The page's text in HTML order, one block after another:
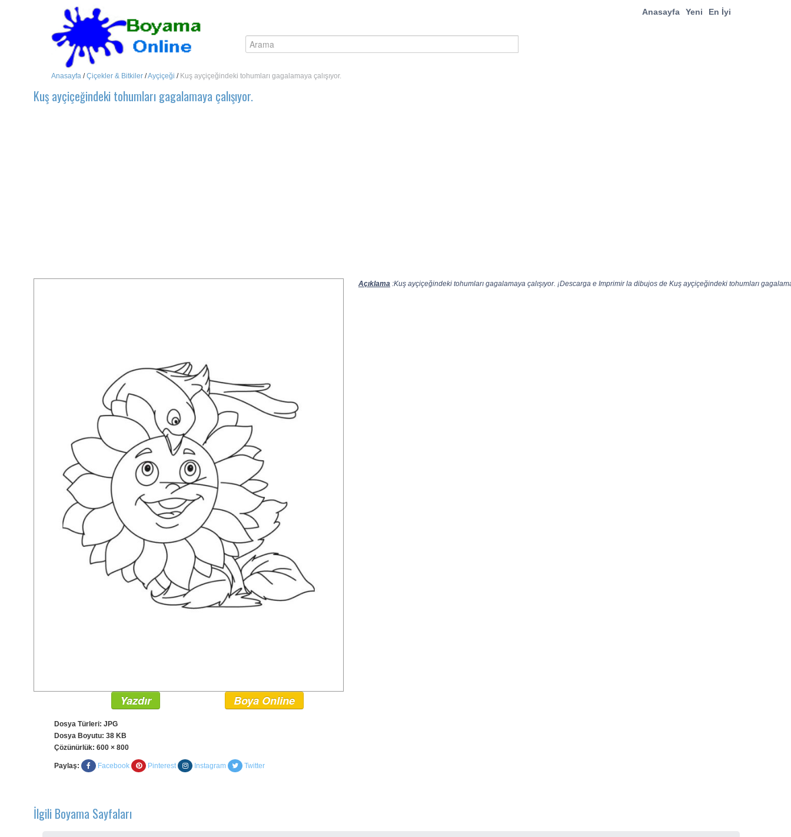
Anasayfa Yeni En İyi
Anasayfa /Çiçekler & Bitkiler /Ayçiçeği / Kuş ayçiçeğindeki tohumları gagalamaya çalışıyor.
Kuş ayçiçeğindeki tohumları gagalamaya çalışıyor.
Açıklama :Kuş ayçiçeğindeki tohumları gagalamaya çalışıyor. ¡Descarga e Imprimir la dibujos de Kuş ayçiçeğindeki tohumları
Yazdır Boya Online
Dosya Türleri: JPG
Dosya Boyutu: 38 KB
Çözünürlük: 600 × 800
Paylaş: Facebook Pinterest Instagram Twitter
İlgili Boyama Sayfaları